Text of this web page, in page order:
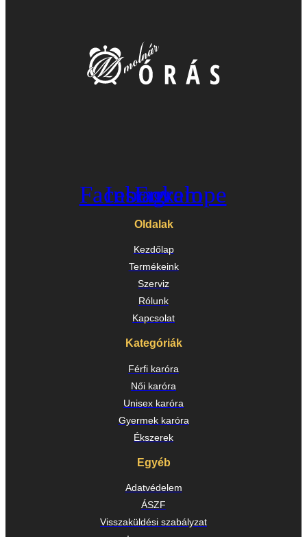
Facebook
Instagram
Envelope
Oldalak
Kezdőlap
Termékeink
Szerviz
Rólunk
Kapcsolat
Kategóriák
Férfi karóra
Női karóra
Unisex karóra
Gyermek karóra
Ékszerek
Egyéb
Adatvédelem
ÁSZF
Visszaküldési szabályzat